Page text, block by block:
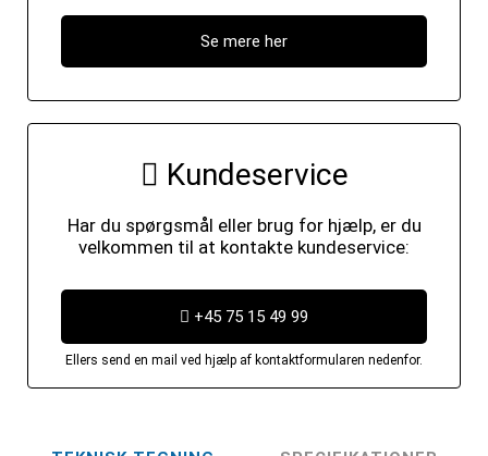
Se mere her
Kundeservice
Har du spørgsmål eller brug for hjælp, er du
velkommen til at kontakte kundeservice:
+45 75 15 49 99
Ellers send en mail ved hjælp af kontaktformularen nedenfor.